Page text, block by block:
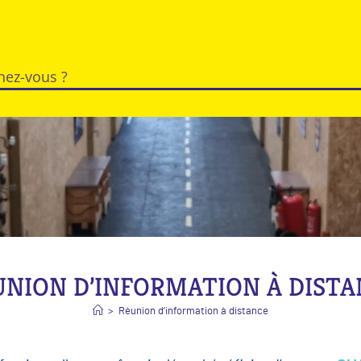
D’INFORMATION À
> Réunion d’information à distance